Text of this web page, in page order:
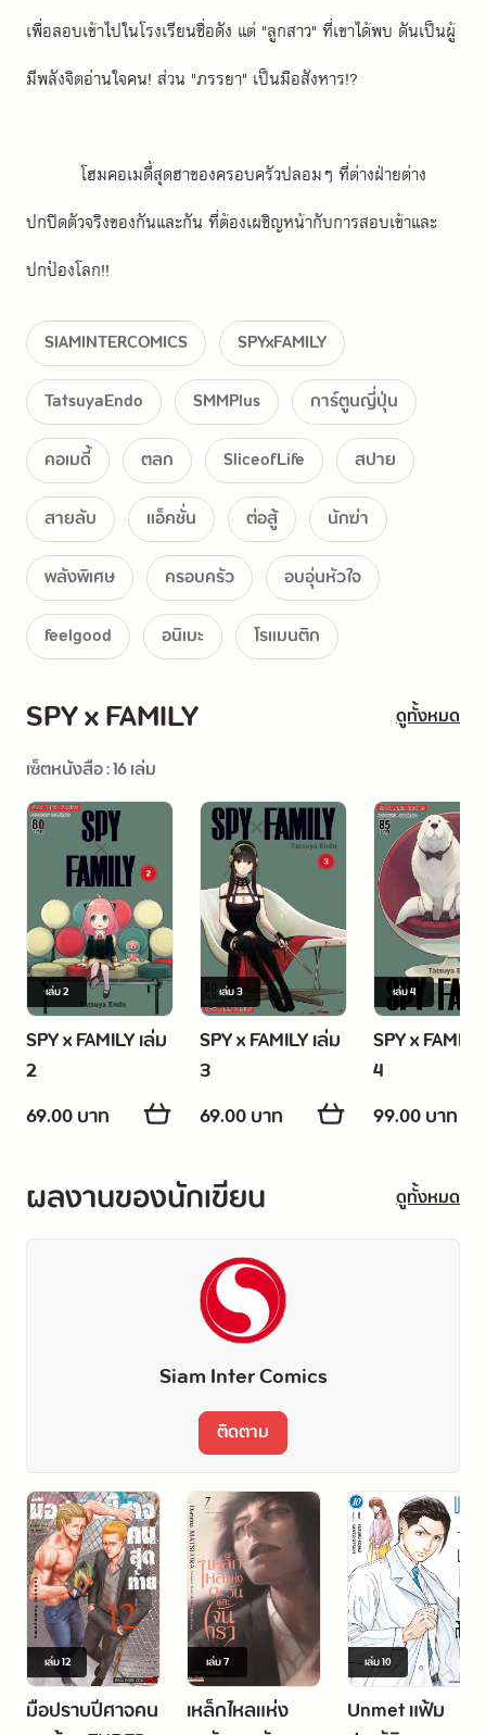
เพื่อลอบเข้าไปในโรงเรียนชื่อดัง แต่ "ลูกสาว" ที่เขาได้พบ ดันเป็นผู้
มีพลังจิตอ่านใจคน! ส่วน "ภรรยา" เป็นมือสังหาร!?
โฮมคอเมดี้สุดฮาของครอบครัวปลอมๆ ที่ต่างฝ่ายต่าง
ปกปิดตัวจริงของกันและกัน ที่ต้องเผชิญหน้ากับการสอบเข้าและ
ปกป้องโลก!!
SIAMINTERCOMICS
SPYxFAMILY
TatsuyaEndo
SMMPlus
การ์ตูนญี่ปุ่น
คอเมดี้
ตลก SliceofLife
สปาย
สายลับ
แอ็คชั่น ต่อสู้
นักฆ่า
พลังพิเศษ
ครอบครัว
อบอุ่นหัวใจ
feelgood
อนิเมะ โรแมนติก
SPY x FAMILY
ดูทั้งหมด
เซ็ตหนังสือ : 16 เล่ม
เล่ม2
SPY x FAMILY เล่ม
2
69.00 บาท
เล่ม3
SPY x FAMILY เล่ม
3
69.00 บาท
เล่ม4
SPY x
4
99.00 บาท
ผลงานของนักเขียน ดูทั้งหมด
Siam Inter Comics
ติดตาม
เล่ม12
มือปราบปีศาจคน
เล่ม7
เหล็กไหลแห่ง
เล่ม10
Unmet แฟ้ม